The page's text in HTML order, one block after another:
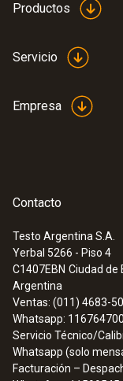
Productos
Servicio
Empresa
Contacto
Testo Argentina S.A.
Yerbal 5266 - Piso 4
C1407EBN Ciudad de
Argentina
Ventas: (011) 4683-
Whatsapp:
Servicio Técnico/
Whatsapp (solo
Facturación –